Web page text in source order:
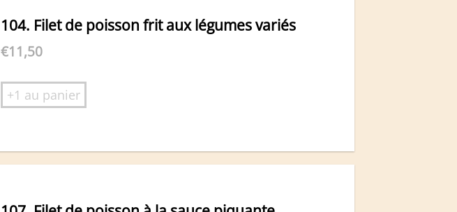
104. Filet de poisson frit aux légumes variés
€11,50
+1 au panier